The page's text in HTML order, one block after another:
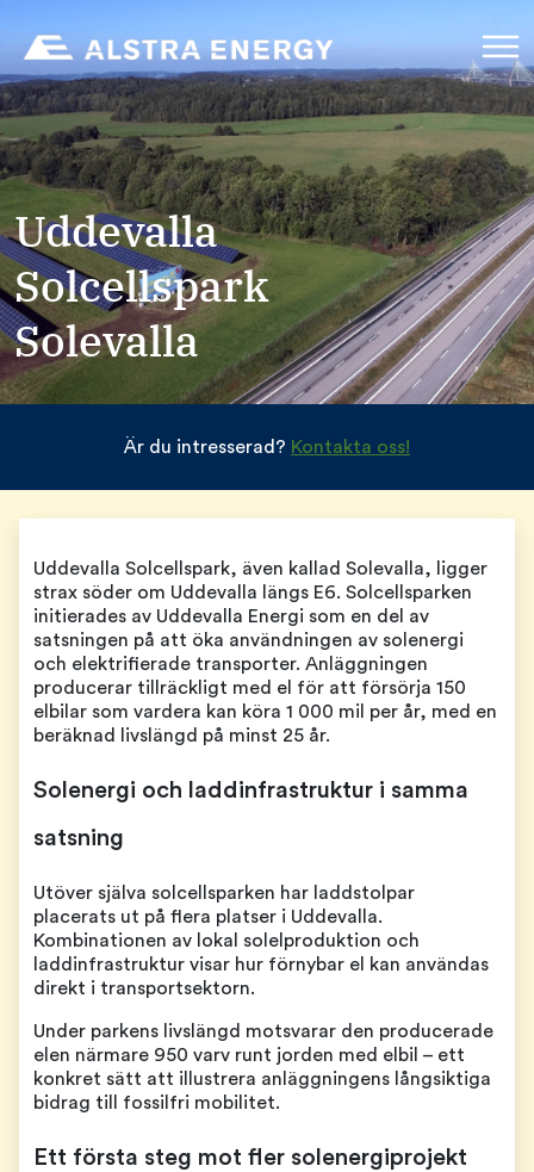
Uddevalla
Solcellspark
Solevalla
Är du intresserad? Kontakta oss!
Uddevalla Solcellspark, även kallad Solevalla, ligger
strax söder om Uddevalla längs E6. Solcellsparken
initierades av Uddevalla Energi som en del av
satsningen på att öka användningen av solenergi
och elektrifierade transporter. Anläggningen
producerar tillräckligt med el för att försörja 150
elbilar som vardera kan köra 1 000 mil per år, med en
beräknad livslängd på minst 25 år.
Solenergi och laddinfrastruktur i samma
satsning
Utöver själva solcellsparken har laddstolpar
placerats ut på flera platser i Uddevalla.
Kombinationen av lokal solelproduktion och
laddinfrastruktur visar hur förnybar el kan användas
direkt i transportsektorn.
Under parkens livslängd motsvarar den producerade
elen närmare 950 varv runt jorden med elbil – ett
konkret sätt att illustrera anläggningens långsiktiga
bidrag till fossilfri mobilitet.
Ett första steg mot fler solenergiprojekt